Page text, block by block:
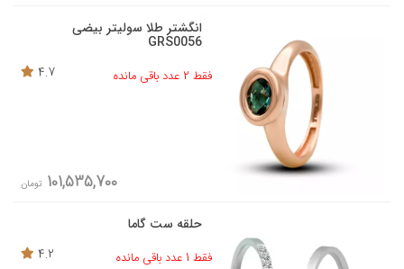
انگشتر طلا سولیتر بیضی
GRS0056
فقط 2 عدد باقی مانده
4.7
101,535,700 تومان
حلقه ست گاما
فقط 1 عدد باقی مانده
4.2